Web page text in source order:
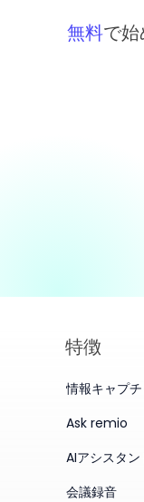
ュ
無料で始
特徴
情報キャプチ
Ask remio
AIアシスタン
会議録音